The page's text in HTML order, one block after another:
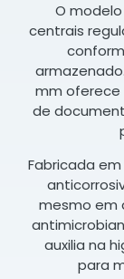
O
centrais
mm oferece
de
Fabricada
mesmo em
auxilia na
para